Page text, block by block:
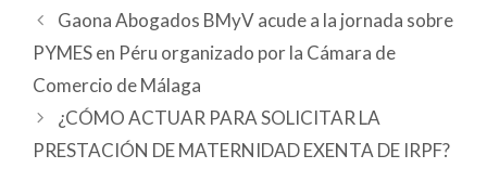
Gaona Abogados BMyV acude a la jornada sobre
PYMES en Péru organizado por la Cámara de
Comercio de Málaga
¿CÓMO ACTUAR PARA SOLICITAR LA
PRESTACIÓN DE MATERNIDAD EXENTA DE IRPF?